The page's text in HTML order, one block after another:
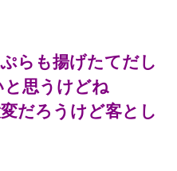
らも揚げたてだし
思うけどね
だろうけど客とし